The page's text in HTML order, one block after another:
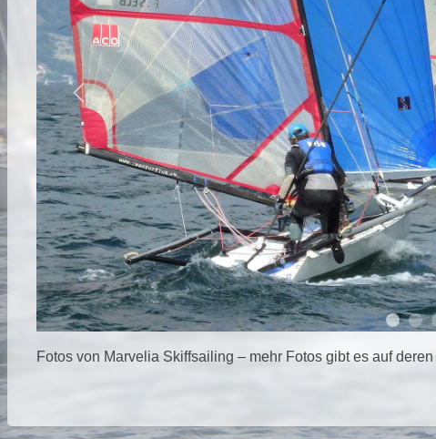
Previous
Fotos von Marvelia Skiffsailing – mehr Fotos gibt es auf deren